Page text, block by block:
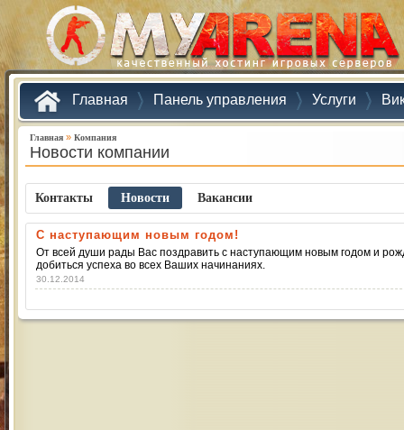
Главная Панель управления Услуги
Главная » Компания
Новости компании
Контакты Новости Ваканcии
C наступающим новым годом!
От всей души рады Вас поздравить с наступающим новым годом и
добиться успеха во всех Ваших начинаниях.
30.12.2014